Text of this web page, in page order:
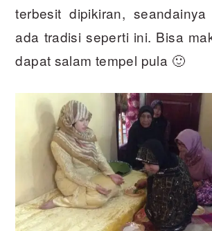
terbesit dipikiran,
ada tradisi seperti ini. Bisa
dapat salam tempel pula 🙂